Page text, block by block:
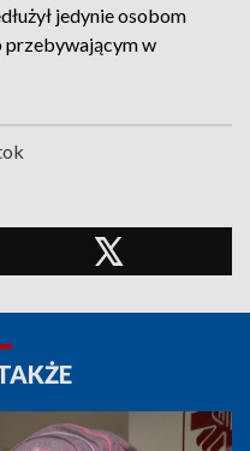
jedynie osobom
przebywającym w